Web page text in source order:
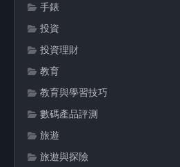
手錶
投資
投資理財
教育
教育與學習技巧
數碼產品評測
旅遊
旅遊與探險